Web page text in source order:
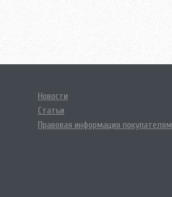
Новости
Статьи
Правовая информация покупателям